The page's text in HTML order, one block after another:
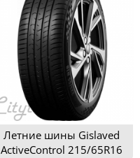
Летние шины Gislaved
ActiveControl 215/65R16